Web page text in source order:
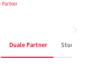
Partner
Duale Partner